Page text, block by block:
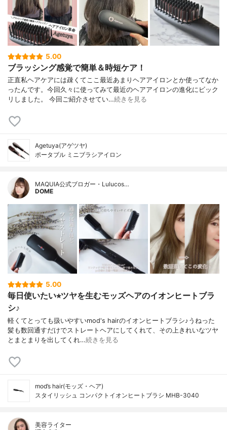
5.00
ブラッシング感覚で簡単＆時短ケア！
正直私ヘアケアには疎くてここ最近あまりヘアアイロンとか使ってなか
ったんです。今回久々に使ってみて最近のヘアアイロンの進化にビック
リしました。 今回ご紹介させてい…続きを見る
Agetuya(アゲツヤ)
ポータブル ミニブラシアイロン
MAQUIA公式ブロガー・Lulucos…
DOME
5.00
毎日使いたい⭐︎ツヤを生むモッズヘアのイオンヒートブラ
シ♪
軽くてとっても扱いやすいmod's hairのイオンヒートブラシ♪うねった
髪も数回通すだけでストレートヘアにしてくれて、その上きれいなツヤ
とまとまりを出してくれ…続きを見る
mod’s hair(モッズ・ヘア)
スタイリッシュ コンパクトイオンヒートブラシ MHB-3040
美容ライター